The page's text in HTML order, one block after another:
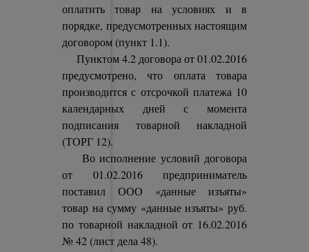
оплатить товар на условиях и в
порядке, предусмотренных настоящим
договором (пункт 1.1).
Пунктом 4.2 договора от 01.02.2016
предусмотрено, что оплата товара
производится с отсрочкой платежа 10
календарных дней с момента
подписания товарной накладной
(ТОРГ 12).
Во исполнение условий договора
от 01.02.2016 предприниматель
поставил ООО «данные изъяты»
товар на сумму «данные изъяты» руб.
по товарной накладной от 16.02.2016
№ 42 (лист дела 48).